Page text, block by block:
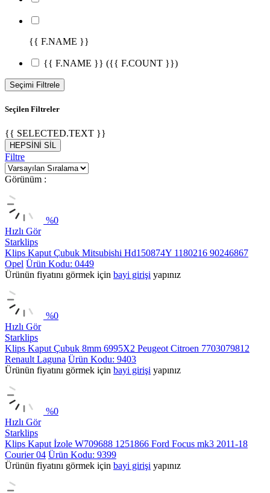
{{ F.NAME }}
{{ F.NAME }} ({{ F.COUNT }})
Seçimi Filtrele
Seçilen Filtreler
{{ SELECTED.TEXT }}
HEPSİNİ SİL
Filtre
Görünüm :
%0
Hızlı Gör
Starklips
Klips Kaput Çubuk Mitsubishi Hd150874Y 1180216 90246867
Opel Ürün Kodu: 0449
Ürünün fiyatını görmek için bayi girişi yapınız
%0
Hızlı Gör
Starklips
Klips Kaput Çubuk 8mm 6995X2 Peugeot Citroen 7703079812
Renault Laguna Ürün Kodu: 9403
Ürünün fiyatını görmek için bayi girişi yapınız
%0
Hızlı Gör
Starklips
Klips Kaput İzole W709688 1251866 Ford Focus mk3 2011-18
Courier 04 Ürün Kodu: 9399
Ürünün fiyatını görmek için bayi girişi yapınız